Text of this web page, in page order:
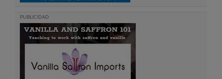
PUBLICIDAD